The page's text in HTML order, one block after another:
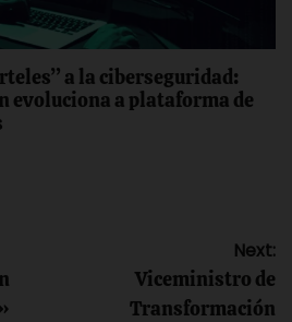
a la ciberseguridad:
evoluciona a plataforma de
Next:
Viceministro de
Transformación